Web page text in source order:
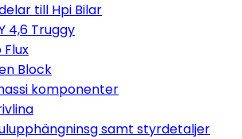
till Hpi Bilar
4,6 Truggy
Flux
Block
komponenter
samt styrdetaljer